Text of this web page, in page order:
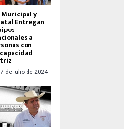
Municipal y
Entregan
a
con
de julio de 2024